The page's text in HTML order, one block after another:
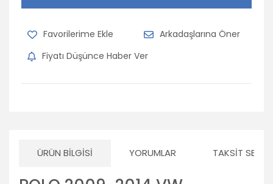
Arkadaşlarına Öner
Fiyatı Düşünce Haber Ver
ÜRÜN BILGISI YORUMLAR TAKSIT